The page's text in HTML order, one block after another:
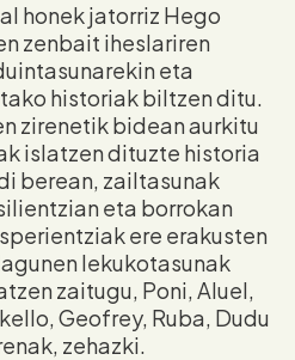
honek jatorriz Hego
zenbait iheslariren
eta
historiak biltzen ditu.
zirenetik bidean aurkitu
islatzen dituzte historia
berean, zailtasunak
eta borrokan
ere erakusten
lekukotasunak
zaitugu, Poni, Aluel,
Geofrey, Ruba, Dudu
zehazki.